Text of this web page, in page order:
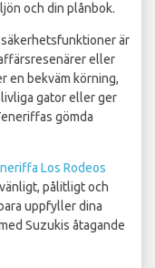
och din plånbok.
är
eller
en bekväm körning,
gator eller ger
gömda
Los Rodeos
pålitligt och
uppfyller dina
Suzukis åtagande